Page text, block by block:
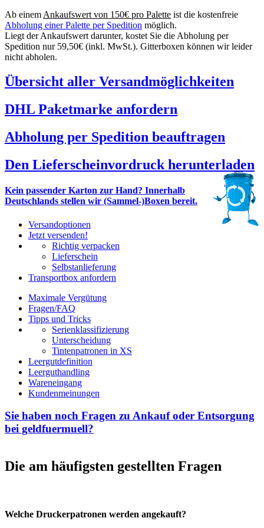
Ab einem Ankaufswert von 150€ pro Palette ist die kostenfreie
Abholung einer Palette per Spedition möglich.
Liegt der Ankaufswert darunter, kostet Sie die Abholung per
Spedition nur 59,50€ (inkl. MwSt.). Gitterboxen können wir leider
nicht abholen.
Übersicht aller Versandmöglichkeiten
DHL Paketmarke anfordern
Abholung per Spedition beauftragen
Den Lieferscheinvordruck herunterladen
Kein passender Karton zur Hand? Innerhalb
Deutschlands stellen wir (Sammel-)Boxen bereit.
Versandoptionen
Jetzt versenden!
Richtig verpacken
Lieferschein
Selbstanlieferung
Transportbox anfordern
Maximale Vergütung
Fragen/FAQ
Tipps und Tricks
Serienklassifizierung
Unterscheidung
Tintenpatronen in XS
Leergutdefinition
Leerguthandling
Wareneingang
Kundenmeinungen
Sie haben noch Fragen zu Ankauf oder Entsorgung
bei geldfuermuell?
Die am häufigsten gestellten Fragen
Welche Druckerpatronen werden angekauft?